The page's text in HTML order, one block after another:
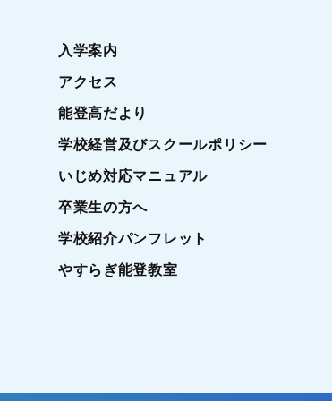
入学案内
アクセス
能登高だより
学校経営及びスクールポリシー
いじめ対応マニュアル
卒業生の方へ
学校紹介パンフレット
やすらぎ能登教室